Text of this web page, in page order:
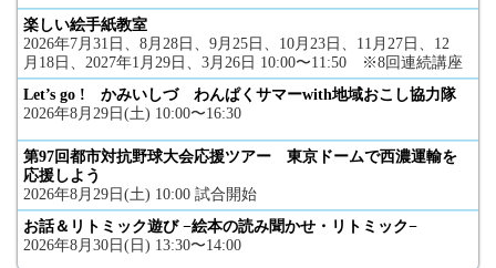
楽しい絵手紙教室
2026年7月31日、8月28日、9月25日、10月23日、11月27日、12
月18日、2027年1月29日、3月26日 10:00〜11:50 ※8回連続講座
Let’s go ! かみいしづ わんぱくサマーwith地域おこし協力隊
2026年8月29日(土) 10:00〜16:30
第97回都市対抗野球大会応援ツアー 東京ドームで西濃運輸を
応援しよう
2026年8月29日(土) 10:00 試合開始
お話＆リトミック遊び −絵本の読み聞かせ・リトミック−
2026年8月30日(日) 13:30〜14:00